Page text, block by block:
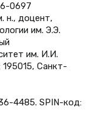
0697
н., доцент,
им. Э.Э.
им. И.И.
Санкт-
4485. SPIN-код: